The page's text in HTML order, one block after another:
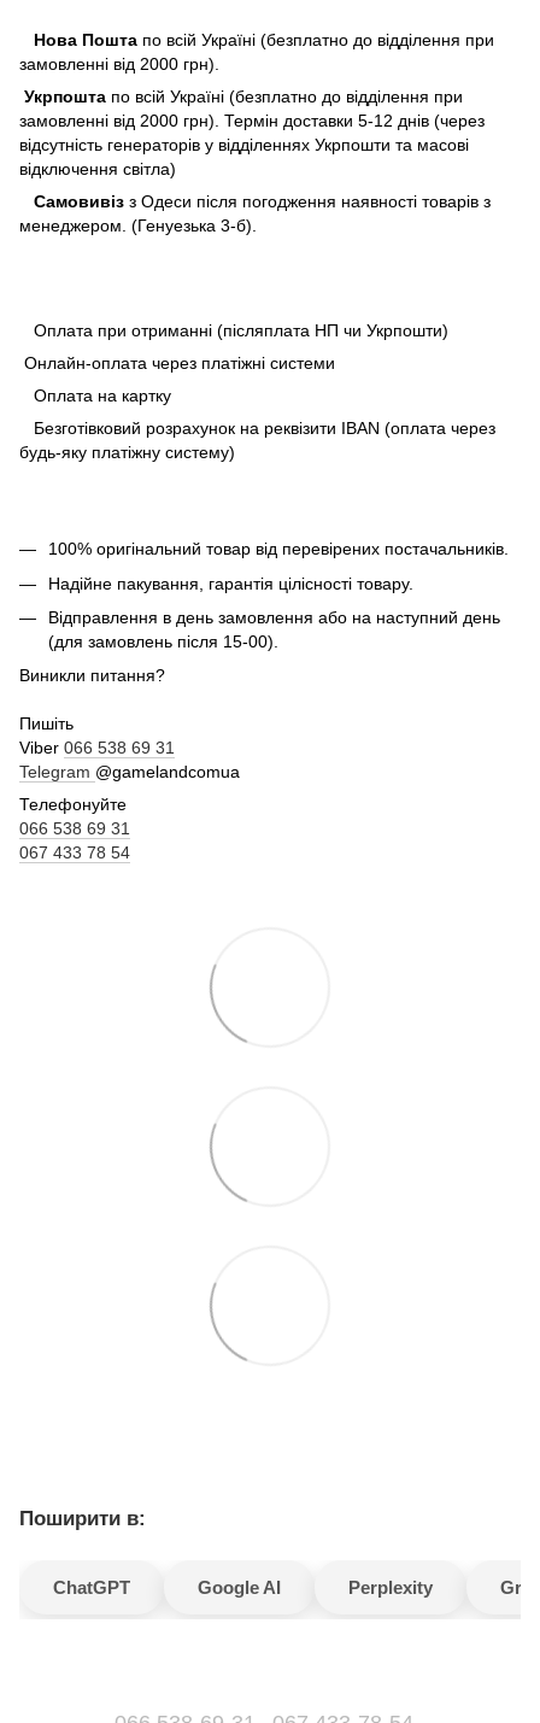
Нова Пошта по всій Україні (безплатно до відділення при
замовленні від 2000 грн).
Укрпошта по всій Україні (безплатно до відділення при
замовленні від 2000 грн). Термін доставки 5-12 днів (через
відсутність генераторів у відділеннях Укрпошти та масові
відключення світла)
Самовивіз з Одеси після погодження наявності товарів з
менеджером. (Генуезька 3-б).
Оплата при отриманні (післяплата НП чи Укрпошти)
Онлайн-оплата через платіжні системи
Оплата на картку
Безготівковий розрахунок на реквізити IBAN (оплата через
будь-яку платіжну систему)
100% оригінальний товар від перевірених постачальників.
Надійне пакування, гарантія цілісності товару.
Відправлення в день замовлення або на наступний день
(для замовлень після 15-00).
Виникли питання?
Пишіть
Viber 066 538 69 31
Telegram @gamelandcomua
Телефонуйте
066 538 69 31
067 433 78 54
Поширити в:
ChatGPT Google AI Perplexity